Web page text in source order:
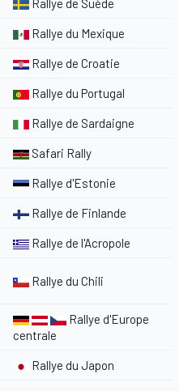
Rallye de Suède
Rallye du Mexique
Rallye de Croatie
Rallye du Portugal
Rallye de Sardaigne
Safari Rally
Rallye d'Estonie
Rallye de Finlande
Rallye de l'Acropole
Rallye du Chili
Rallye d'Europe
centrale
Rallye du Japon